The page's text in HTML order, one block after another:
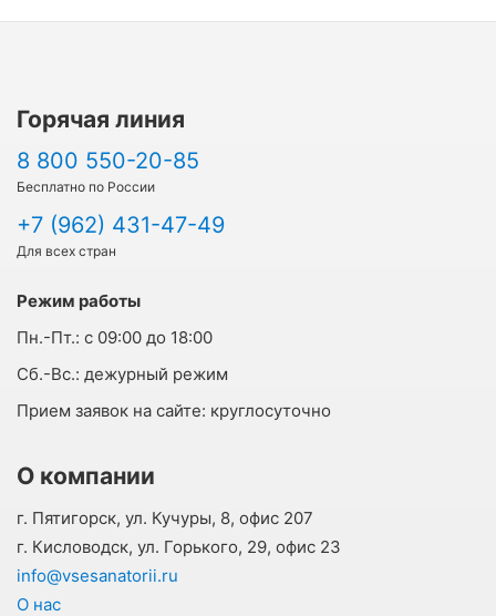
Горячая линия
8 800 550-20-85
Бесплатно по России
+7 (962) 431-47-49
Для всех стран
Режим работы
Пн.-Пт.: с 09:00 до 18:00
Cб.-Вс.: дежурный режим
Прием заявок на сайте: круглосуточно
О компании
г. Пятигорск, ул. Кучуры, 8, офис 207
г. Кисловодск, ул. Горького, 29, офис 23
info@vsesanatorii.ru
О нас